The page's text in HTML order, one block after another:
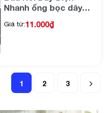
Nhanh ống bọc dây
chống nước an toàn
Giá từ:11.000₫
1 2 3